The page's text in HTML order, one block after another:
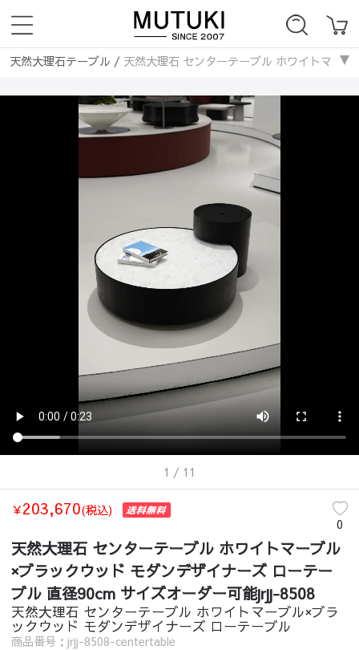
天然大理石テーブル / 天然大理石 センターテーブル ホワイトマー
ローテーブル・センターテーブル/丸いテーブル
ローテーブル・センターテーブル/豪華大理石/
1 / 11
￥203,670(税込)
0
天然大理石 センターテーブル ホワイトマーブル
×ブラックウッド モダンデザイナーズ ローテー
ブル 直径90cm サイズオーダー可能jrjj-8508
天然大理石 センターテーブル ホワイトマーブル×ブラ
ックウッド モダンデザイナーズ ローテーブル
商品番号：jrjj-8508-centertable